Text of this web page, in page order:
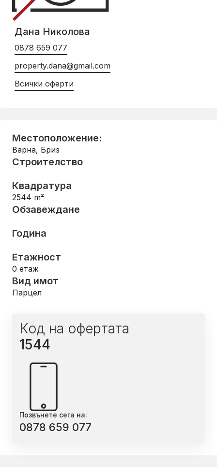
Дана Николова
0878 659 077
property.dana@gmail.com
Всички оферти
Местоположение:
Варна, Бриз
Строителство
Квадратура
2544 m²
Обзавеждане
Година
Етажност
0 етаж
Вид имот
Парцел
Код на офертата
1544
Позвънете сега на:
0878 659 077